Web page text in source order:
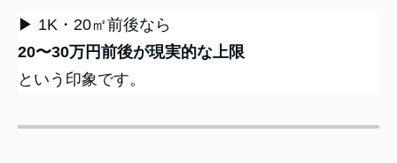
▶ 1K・20㎡前後なら
20〜30万円前後が現実的な上限
という印象です。